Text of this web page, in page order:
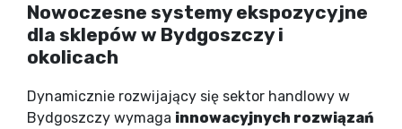
Nowoczesne systemy ekspozycyjne
dla sklepów w Bydgoszczy i
okolicach
Dynamicznie rozwijający się sektor handlowy w
Bydgoszczy wymaga innowacyjnych rozwiązań